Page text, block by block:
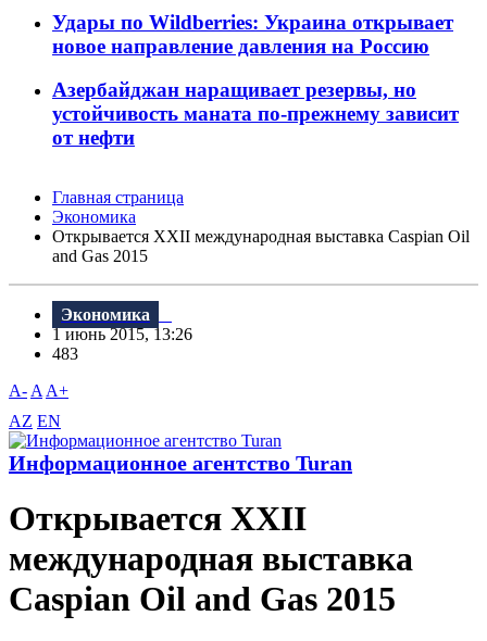
Удары по Wildberries: Украина открывает
новое направление давления на Россию
Азербайджан наращивает резервы, но
устойчивость маната по-прежнему зависит
от нефти
Главная страница
Экономика
Открывается XXII международная выставка Caspian Oil
and Gas 2015
Экономика
1 июнь 2015, 13:26
483
A- A A+
AZ EN
Информационное агентство Turan
Открывается XXII
международная выставка
Caspian Oil and Gas 2015